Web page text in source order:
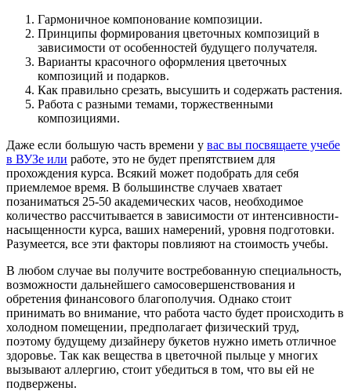
Гармоничное компонование композиции.
Принципы формирования цветочных композиций в
зависимости от особенностей будущего получателя.
Варианты красочного оформления цветочных
композиций и подарков.
Как правильно срезать, высушить и содержать растения.
Работа с разными темами, торжественными
композициями.
Даже если большую часть времени у вас вы посвящаете учебе
в ВУЗе или работе, это не будет препятствием для
прохождения курса. Всякий может подобрать для себя
приемлемое время. В большинстве случаев хватает
позаниматься 25-50 академических часов, необходимое
количество рассчитывается в зависимости от интенсивности-
насыщенности курса, ваших намерений, уровня подготовки.
Разумеется, все эти факторы повлияют на стоимость учебы.
В любом случае вы получите востребованную специальность,
возможности дальнейшего самосовершенствования и
обретения финансового благополучия. Однако стоит
принимать во внимание, что работа часто будет происходить в
холодном помещении, предполагает физический труд,
поэтому будущему дизайнеру букетов нужно иметь отличное
здоровье. Так как вещества в цветочной пыльце у многих
вызывают аллергию, стоит убедиться в том, что вы ей не
подвержены.